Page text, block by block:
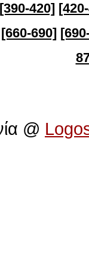
[390-420]
[660-690]
@